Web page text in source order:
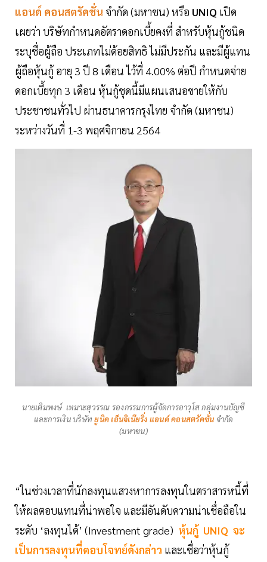
แอนด์ คอนสตรัคชั่น จำกัด (มหาชน) หรือ UNIQ เปิด
เผยว่า บริษัทกำหนดอัตราดอกเบี้ยคงที่ สำหรับหุ้นกู้ชนิด
ระบุชื่อผู้ถือ ประเภทไม่ด้อยสิทธิ ไม่มีประกัน และมีผู้แทน
ผู้ถือหุ้นกู้ อายุ 3 ปี 8 เดือน ไว้ที่ 4.00% ต่อปี กำหนดจ่าย
ดอกเบี้ยทุก 3 เดือน หุ้นกู้ชุดนี้มีแผนเสนอขายให้กับ
ประชาชนทั่วไป ผ่านธนาคารกรุงไทย จำกัด (มหาชน)
ระหว่างวันที่ 1-3 พฤศจิกายน 2564
นายเติมพงษ์ เหมาะสุวรรณ รองกรรมการผู้จัดการอาวุโส กลุ่มงานบัญชี
และการเงิน บริษัท ยูนิค เอ็นจิเนียริ่ง แอนด์ คอนสตรัคชั่น จำกัด
(มหาชน)
“ในช่วงเวลาที่นักลงทุนแสวงหาการลงทุนในตราสารหนี้ที่
ให้ผลตอบแทนที่น่าพอใจ และมีอันดับความน่าเชื่อถือใน
ระดับ ‘ลงทุนได้’ (Investment grade) หุ้นกู้ UNIQ จะ
เป็นการลงทุนที่ตอบโจทย์ดังกล่าว และเชื่อว่าหุ้นกู้